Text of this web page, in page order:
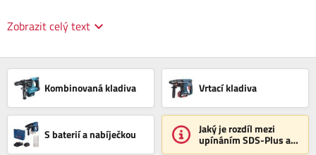
Zobrazit celý text
Kombinovaná kladiva Vrtací kladiva
S baterií a nabíječkou Jaký je rozdíl mezi
upínáním SDS-Plus a
SDS-Max?